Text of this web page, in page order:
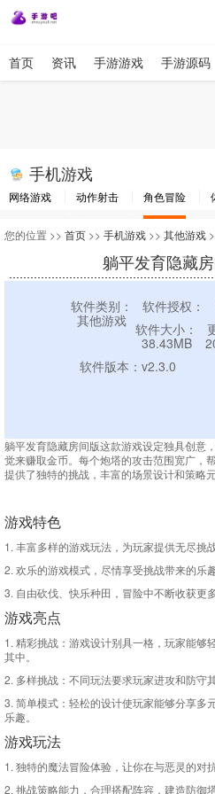
首页 资讯 手游游戏 手游源码
手机游戏
网络游戏 动作射击 角色冒险
其他游戏
您的位置 >> 首页 >> 手机游戏 >> 其他游戏
躺平发育隐藏
软件类别：
其他游戏
软件授权：
软件大小：
38.43MB
软件版本：v2.3.0
躺平发育隐藏房间版这款游戏设定独具创意
觉来赚取金币。每个炮塔的攻击范围宽广，
提供了独特的挑战，丰富的场景设计和策略
游戏特色
1. 丰富多样的游戏玩法，为玩家提供无尽挑战
2. 欢乐的游戏模式，尽情享受挑战带来的乐趣
3. 自由砍伐、快乐种田，冒险中不断收获更多
游戏亮点
1. 精彩挑战：游戏设计别具一格，玩家能够
其中。
2. 多样挑战：不同玩法要求玩家进攻和防守
3. 简单模式：轻松的设计使玩家能够分享多
乐趣。
游戏玩法
1. 独特的魔法冒险体验，让你在与恶灵的对
2. 挑战策略能力，合理搭配阵容，建造防御